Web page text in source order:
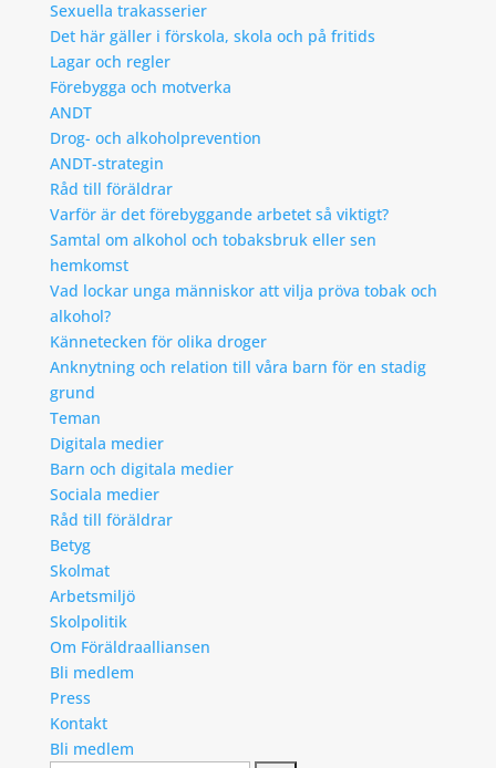
Sexuella trakasserier
Det här gäller i förskola, skola och på fritids
Lagar och regler
Förebygga och motverka
ANDT
Drog- och alkoholprevention
ANDT-strategin
Råd till föräldrar
Varför är det förebyggande arbetet så viktigt?
Samtal om alkohol och tobaksbruk eller sen
hemkomst
Vad lockar unga människor att vilja pröva tobak och
alkohol?
Kännetecken för olika droger
Anknytning och relation till våra barn för en stadig
grund
Teman
Digitala medier
Barn och digitala medier
Sociala medier
Råd till föräldrar
Betyg
Skolmat
Arbetsmiljö
Skolpolitik
Om Föräldraalliansen
Bli medlem
Press
Kontakt
Bli medlem